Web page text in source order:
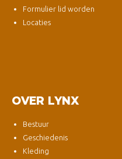
Formulier lid worden
Locaties
OVER LYNX
Bestuur
Geschiedenis
Kleding